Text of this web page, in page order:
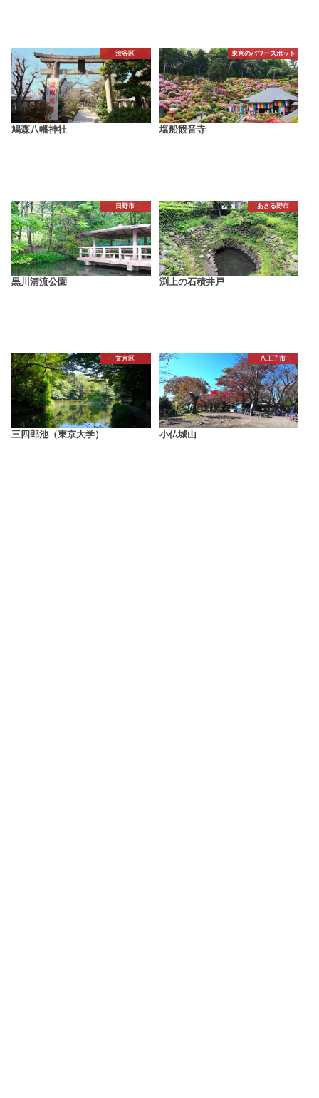
渋谷区
鳩森八幡神社
東京のパワースポット
塩船観音寺
日野市
黒川清流公園
あきる野市
渕上の石積井戸
文京区
三四郎池（東京大学）
八王子市
小仏城山